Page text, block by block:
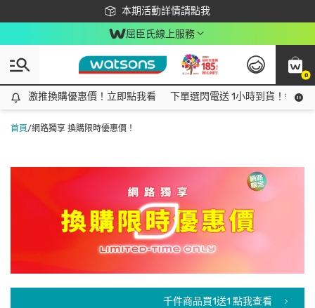
本期活動詳情請點我
下載app最高回饋$350
屈臣氏線上服務
0
激推換購優惠價！立即點我看
激推換購優惠價！立即點我看 下單選閃電送 1小時到貨！領神
首頁/網路獨享 換購限時優惠價！
千件商品買1送1 點我查看